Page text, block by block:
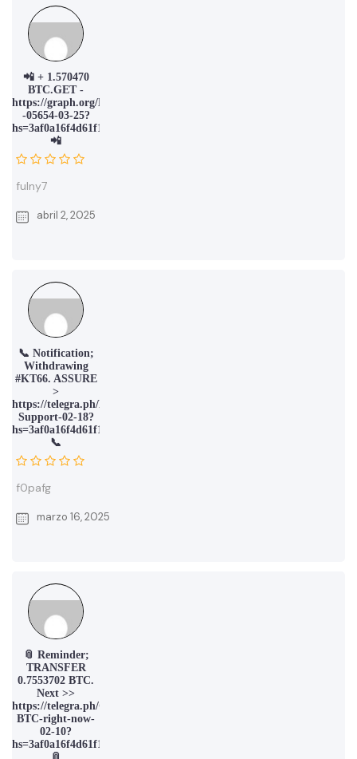
📲 + 1.570470
BTC.GET -
https://graph.org/Message-
-05654-03-25?
hs=3af0a16f4d61f16550acb24815e6e61d&
📲
fulny7
abril 2, 2025
📞 Notification;
Withdrawing
#KT66. ASSURE
>
https://telegra.ph/Binance-
Support-02-18?
hs=3af0a16f4d61f16550acb24815e6e61d&
📞
f0pafg
marzo 16, 2025
📎 Reminder;
TRANSFER
0.7553702 BTC.
Next >>
https://telegra.ph/Get-
BTC-right-now-
02-10?
hs=3af0a16f4d61f16550acb24815e6e61d&